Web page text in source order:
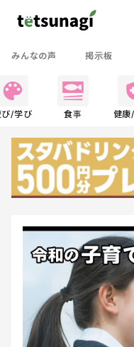
みんなの声 掲示板
び/学び 食事 健康